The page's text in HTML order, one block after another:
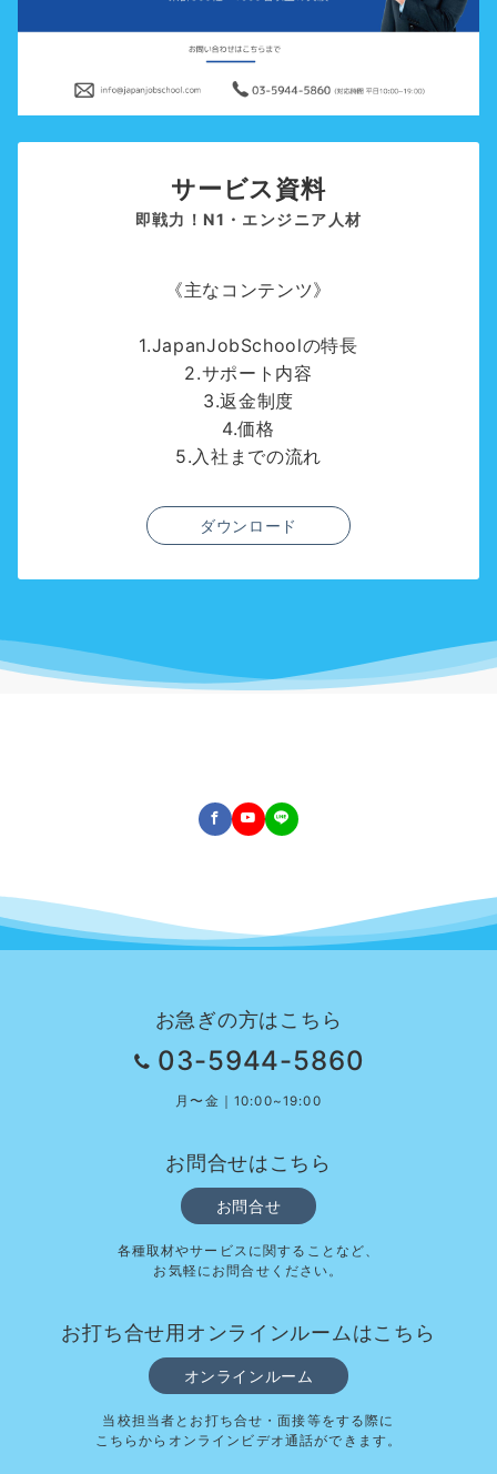
サービス資料
即戦力！N1・エンジニア人材
《主なコンテンツ》
1.JapanJobSchoolの特長
2.サポート内容
3.返金制度
4.価格
5.入社までの流れ
ダウンロード
お急ぎの方はこちら
03-5944-5860
月〜金｜10:00~19:00
お問合せはこちら
お問合せ
各種取材やサービスに関することなど、
お気軽にお問合せください。
お打ち合せ用オンラインルームはこちら
オンラインルーム
当校担当者とお打ち合せ・面接等をする際に
こちらからオンラインビデオ通話ができます。